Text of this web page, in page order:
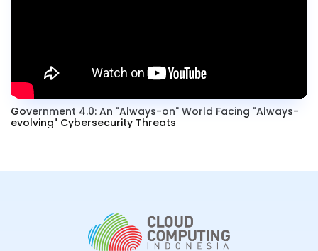
Government 4.0: An "Always-on" World Facing "Always-
evolving" Cybersecurity Threats